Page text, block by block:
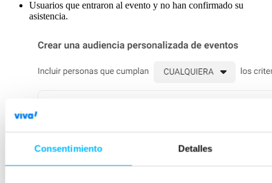
Consentimiento Detalles
Usuarios que entraron al evento y no han confirmado su
asistencia.